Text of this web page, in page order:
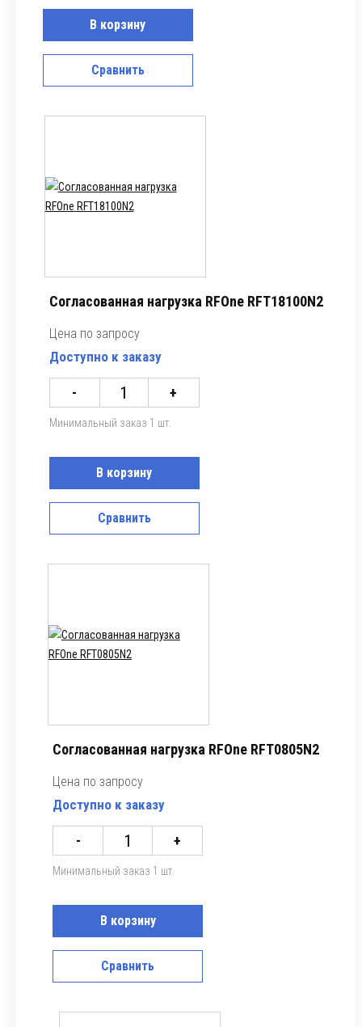
В корзину
Сравнить
Согласованная нагрузка RFOne RFT18100N2
Цена по запросу
Доступно к заказу
- +
Минимальный заказ 1 шт.
В корзину
Сравнить
Согласованная нагрузка RFOne RFT0805N2
Цена по запросу
Доступно к заказу
- +
Минимальный заказ 1 шт.
В корзину
Сравнить